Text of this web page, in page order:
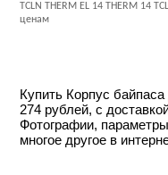
TCLN THERM EL 14 THERM 14
ценам
Купить Корпус
274 рублей, с
Фотографии,
многое другое в